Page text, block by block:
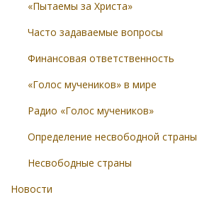
«Пытаемы за Христа»
Часто задаваемые вопросы
Финансовая ответственность
«Голос мучеников» в мире
Радио «Голос мучеников»
Определение несвободной страны
Несвободные страны
Новости